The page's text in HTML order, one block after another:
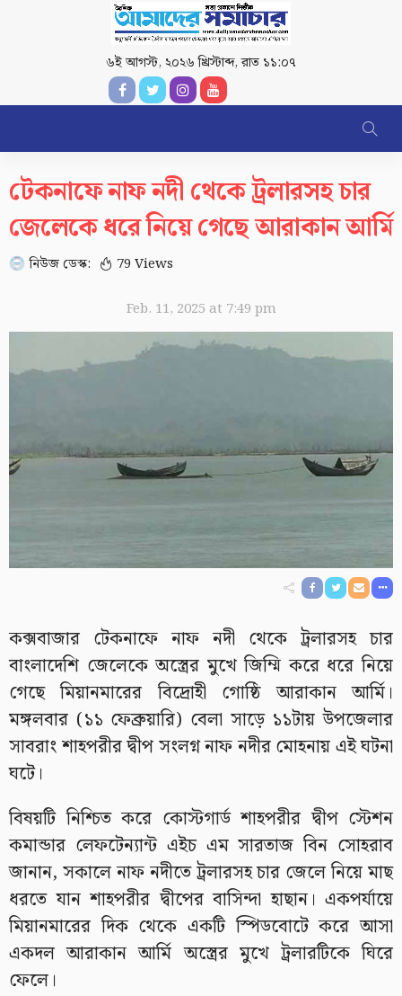
৬ই আগস্ট, ২০২৬ খ্রিস্টাব্দ,রাত ১১:০৭
টেকনাফে নাফ নদী থেকে ট্রলারসহ চার
জেলেকে ধরে নিয়ে গেছে আরাকান আর্মি
নিউজ ডেস্ক: 79 Views
Feb. 11, 2025 at 7:49 pm
কক্সবাজার টেকনাফে নাফ নদী থেকে ট্রলারসহ চার
বাংলাদেশি জেলেকে অস্ত্রের মুখে জিম্মি করে ধরে নিয়ে
গেছে মিয়ানমারের বিদ্রোহী গোষ্ঠি আরাকান আর্মি।
মঙ্গলবার (১১ ফেব্রুয়ারি) বেলা সাড়ে ১১টায় উপজেলার
সাবরাং শাহপরীর দ্বীপ সংলগ্ন নাফ নদীর মোহনায় এই ঘটনা
ঘটে।
বিষয়টি নিশ্চিত করে কোস্টগার্ড শাহপরীর দ্বীপ স্টেশন
কমান্ডার লেফটেন্যান্ট এইচ এম সারতাজ বিন সোহরাব
জানান, সকালে নাফ নদীতে ট্রলারসহ চার জেলে নিয়ে মাছ
ধরতে যান শাহপরীর দ্বীপের বাসিন্দা হাছান। একপর্যায়ে
মিয়ানমারের দিক থেকে একটি স্পিডবোটে করে আসা
একদল আরাকান আর্মি অস্ত্রের মুখে ট্রলারটিকে ঘিরে
ফেলে।